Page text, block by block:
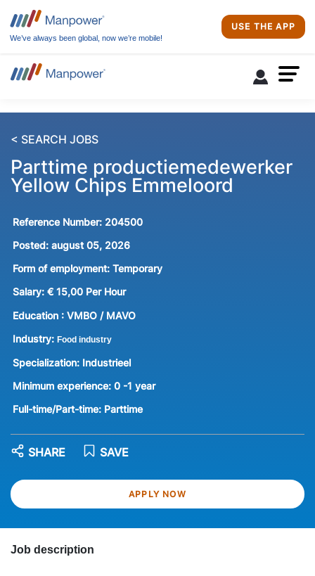
We’ve always been global, now we’re mobile!
USE THE APP
< SEARCH JOBS
Parttime productiemedewerker
Yellow Chips Emmeloord
Reference Number: 204500
Posted: august 05, 2026
Form of employment: Temporary
Salary: € 15,00 Per Hour
Education : VMBO / MAVO
Industry: Food industry
Specialization: Industrieel
Minimum experience: 0 -1 year
Full-time/Part-time: Parttime
APPLY NOW
SAVE
SHARE
Job description